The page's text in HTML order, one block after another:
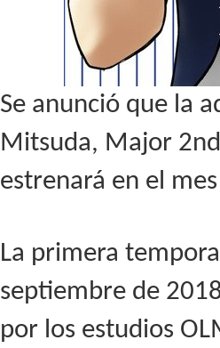
Se anunció que la
Mitsuda, Major
estrenará en el
La primera
septiembre de
por los estudios